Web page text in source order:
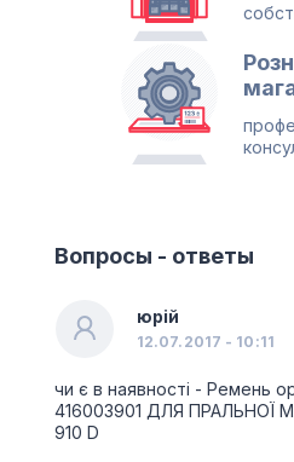
Вопросы - ответы
юрій
12.07.2017 - 10:11
чи є в наявності - Ремень
416003901 ДЛЯ ПРАЛЬНОЇ
910 D